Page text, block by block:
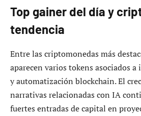
Top gainer del día y
tendencia
Entre las criptomonedas más
aparecen varios tokens asociados
y automatización blockchain. El
narrativas relacionadas con IA
fuertes entradas de capital en